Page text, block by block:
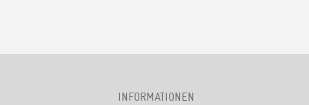
INFORMATIONEN